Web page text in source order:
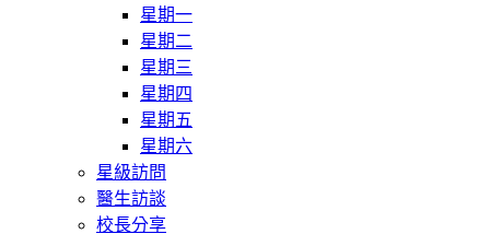
星期一
星期二
星期三
星期四
星期五
星期六
星級訪問
醫生訪談
校長分享